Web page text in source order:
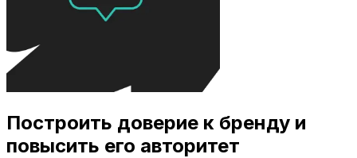
Построить доверие к бренду и
повысить его авторитет